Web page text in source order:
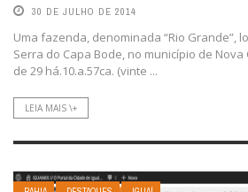
30 DE JULHO DE 2014
Uma fazenda, denominada “Rio Grande”,
Serra do Capa Bode, no município de
de 29 há.10.a.57ca. (vinte ...
LEIA MAIS \+